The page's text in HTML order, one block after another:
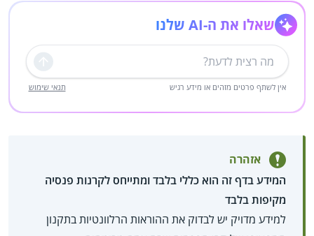
שאלו את ה-AI שלנו
שליחה
אין לשתף פרטים מזהים או מידע רגיש תנאי שימוש
אזהרה
המידע בדף זה הוא כללי בלבד ומתייחס לקרנות פנסיה
מקיפות בלבד
למידע מדויק יש לבדוק את ההוראות הרלוונטיות בתקנון